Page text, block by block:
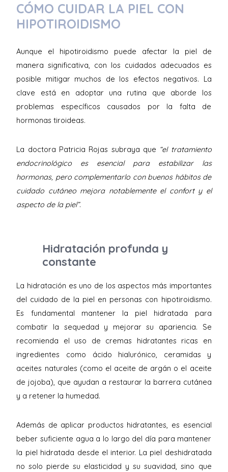
CÓMO CUIDAR LA PIEL CON
HIPOTIROIDISMO
Aunque el hipotiroidismo puede afectar la piel de
manera significativa, con los cuidados adecuados es
posible mitigar muchos de los efectos negativos. La
clave está en adoptar una rutina que aborde los
problemas específicos causados por la falta de
hormonas tiroideas.
La doctora Patricia Rojas subraya que “el tratamiento
endocrinológico es esencial para estabilizar las
hormonas, pero complementarlo con buenos hábitos de
cuidado cutáneo mejora notablemente el confort y el
aspecto de la piel”.
Hidratación profunda y
constante
La hidratación es uno de los aspectos más importantes
del cuidado de la piel en personas con hipotiroidismo.
Es fundamental mantener la piel hidratada para
combatir la sequedad y mejorar su apariencia. Se
recomienda el uso de cremas hidratantes ricas en
ingredientes como ácido hialurónico, ceramidas y
aceites naturales (como el aceite de argán o el aceite
de jojoba), que ayudan a restaurar la barrera cutánea
y a retener la humedad.
Además de aplicar productos hidratantes, es esencial
beber suficiente agua a lo largo del día para mantener
la piel hidratada desde el interior. La piel deshidratada
no solo pierde su elasticidad y su suavidad, sino que